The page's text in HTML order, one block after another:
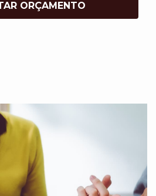
ORÇAMENTO